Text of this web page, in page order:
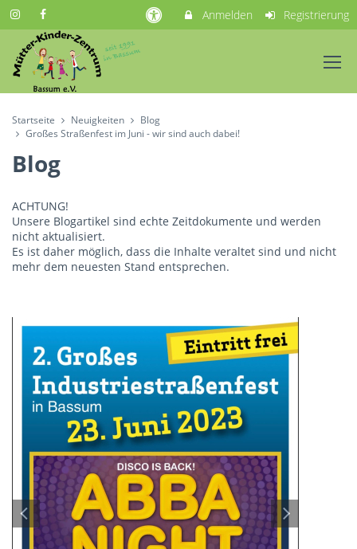
Anmelden Registrierung
Startseite Neuigkeiten
Blog
Großes Straßenfest im Juni - wir sind auch dabei!
Blog
ACHTUNG!
Unsere Blogartikel sind echte Zeitdokumente und werden
nicht aktualisiert.
Es ist daher möglich, dass die Inhalte veraltet sind und nicht
mehr dem neuesten Stand entsprechen.